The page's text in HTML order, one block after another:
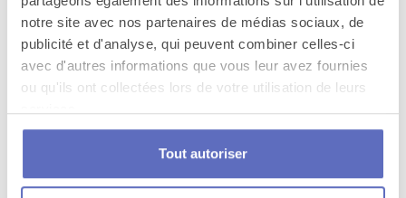
notre site avec nos partenaires de médias sociaux, de
publicité et d'analyse, qui peuvent combiner celles-ci
avec d'autres informations que vous leur avez fournies
ou qu'ils ont collectées lors de votre utilisation de leurs
Tout autoriser
Syracuse